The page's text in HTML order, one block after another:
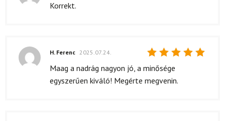
Korrekt.
Értékelés:
/ 5
H. Ferenc 2025.07.24.
Maag a nadrág nagyon jó, a minősége
egyszerűen kiváló! Megérte megvenin.